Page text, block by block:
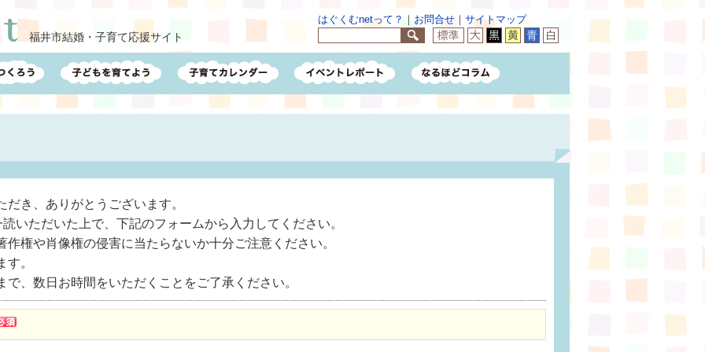
福井市結婚・子育て応援サイト
はぐくむnetって？ ｜ お問合せ ｜ サイトマップ
き、ありがとうございます。
いただいた上で、下記のフォームから入力してください。
権や肖像権の侵害に当たらないか十分ご注意ください。
。
、数日お時間をいただくことをご了承ください。